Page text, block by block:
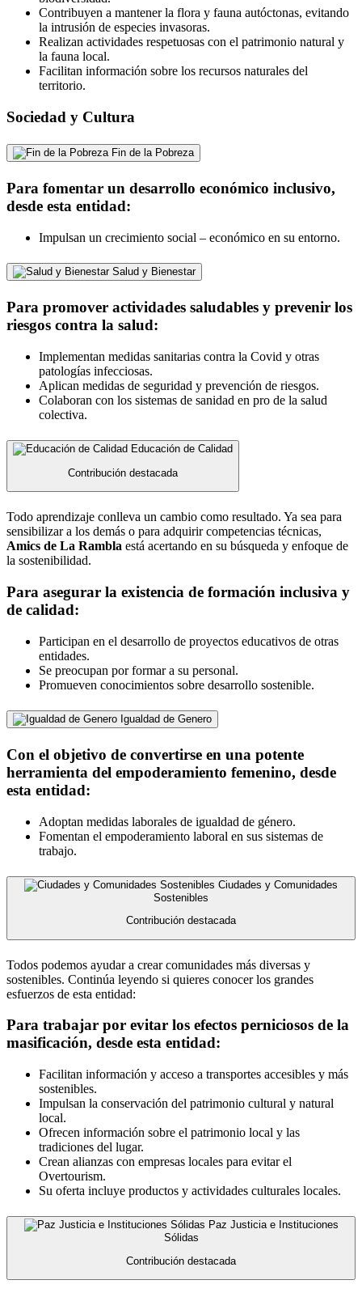
Contribuyen a mantener la flora y fauna autóctonas, evitando
la intrusión de especies invasoras.
Realizan actividades respetuosas con el patrimonio natural y
la fauna local.
Facilitan información sobre los recursos naturales del
territorio.
Sociedad y Cultura
Fin de la Pobreza
Para fomentar un desarrollo económico inclusivo,
desde esta entidad:
Impulsan un crecimiento social – económico en su entorno.
Salud y Bienestar
Para promover actividades saludables y prevenir los
riesgos contra la salud:
Implementan medidas sanitarias contra la Covid y otras
patologías infecciosas.
Aplican medidas de seguridad y prevención de riesgos.
Colaboran con los sistemas de sanidad en pro de la salud
colectiva.
Educación de Calidad
Contribución destacada
Todo aprendizaje conlleva un cambio como resultado. Ya sea para
sensibilizar a los demás o para adquirir competencias técnicas,
Amics de La Rambla está acertando en su búsqueda y enfoque de
la sostenibilidad.
Para asegurar la existencia de formación inclusiva y
de calidad:
Participan en el desarrollo de proyectos educativos de otras
entidades.
Se preocupan por formar a su personal.
Promueven conocimientos sobre desarrollo sostenible.
Igualdad de Genero
Con el objetivo de convertirse en una potente
herramienta del empoderamiento femenino, desde
esta entidad:
Adoptan medidas laborales de igualdad de género.
Fomentan el empoderamiento laboral en sus sistemas de
trabajo.
Ciudades y Comunidades
Sostenibles
Contribución destacada
Todos podemos ayudar a crear comunidades más diversas y
sostenibles. Continúa leyendo si quieres conocer los grandes
esfuerzos de esta entidad:
Para trabajar por evitar los efectos perniciosos de la
masificación, desde esta entidad:
Facilitan información y acceso a transportes accesibles y más
sostenibles.
Impulsan la conservación del patrimonio cultural y natural
local.
Ofrecen información sobre el patrimonio local y las
tradiciones del lugar.
Crean alianzas con empresas locales para evitar el
Overtourism.
Su oferta incluye productos y actividades culturales locales.
Paz Justicia e Instituciones
Sólidas
Contribución destacada